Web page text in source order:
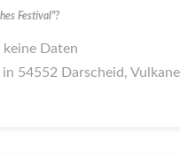
Festival"?
Daten
54552 Darscheid,